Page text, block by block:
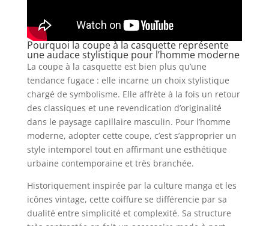
Pourquoi la coupe à la casquette représente
une audace stylistique pour l’homme moderne
La coupe à la casquette est bien plus qu’une
tendance fugace : elle incarne un choix stylistique
chargé de symbolisme. Elle affrète à la fois un retour
des classiques et une revendication d’originalité
dans le paysage capillaire masculin. Pour l’homme
moderne, adopter cette coupe, c’est s’approprier un
style intemporel tout en affirmant une esthétique
urbaine contemporaine et très branchée.
Historiquement inspirée par la culture manga et les
icônes vintage, cette coiffure se différencie par sa
dualité entre simplicité et complexité. Sa structure